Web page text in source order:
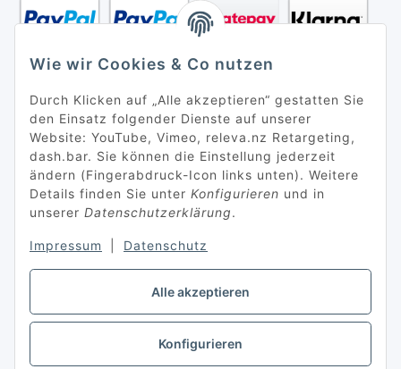
Alle akzeptieren
Konfigurieren
Wie wir Cookies & Co nutzen
Durch Klicken auf „Alle akzeptieren“ gestatten Sie
den Einsatz folgender Dienste auf unserer
Website: YouTube, Vimeo, releva.nz Retargeting,
dash.bar. Sie können die Einstellung jederzeit
ändern (Fingerabdruck-Icon links unten). Weitere
Details finden Sie unter Konfigurieren und in
unserer Datenschutzerklärung.
Impressum Datenschutz